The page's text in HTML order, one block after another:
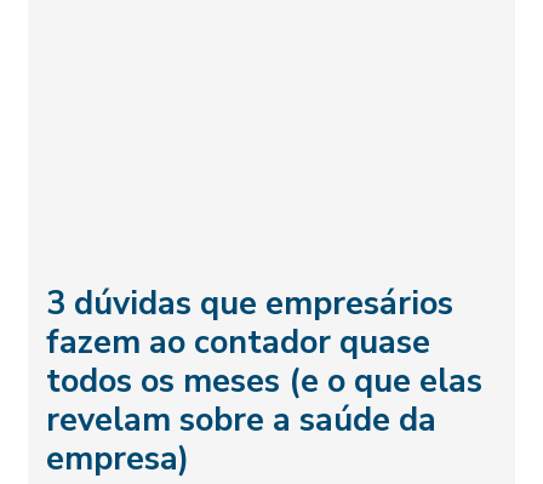
3 dúvidas que empresários
fazem ao contador quase
todos os meses (e o que elas
revelam sobre a saúde da
empresa)